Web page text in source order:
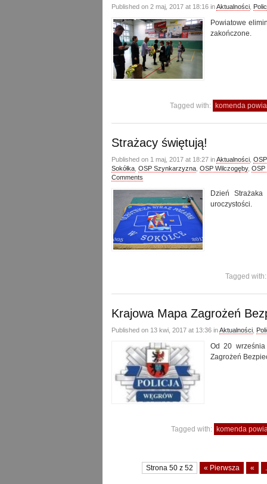
Published on 2 maj, 2017 at 18:16 inAktualności
Powiatowe
zakończone.
Tagged with: komenda
Strażacy świętują!
Published on 1 maj, 2017 at 18:27 inAktualności
Sokółka OSP Szynkarzyzna OSP Wilczogęby, OSP
Comments
Dzień
uroczystości.
Tagged with:
Krajowa Mapa Zagrożeń
Published on 13 kwi, 2017 at 13:36 inAktualności
Od 20
Zagrożeń
Tagged with: komenda
Strona 50 z 52 « Pierwsza «